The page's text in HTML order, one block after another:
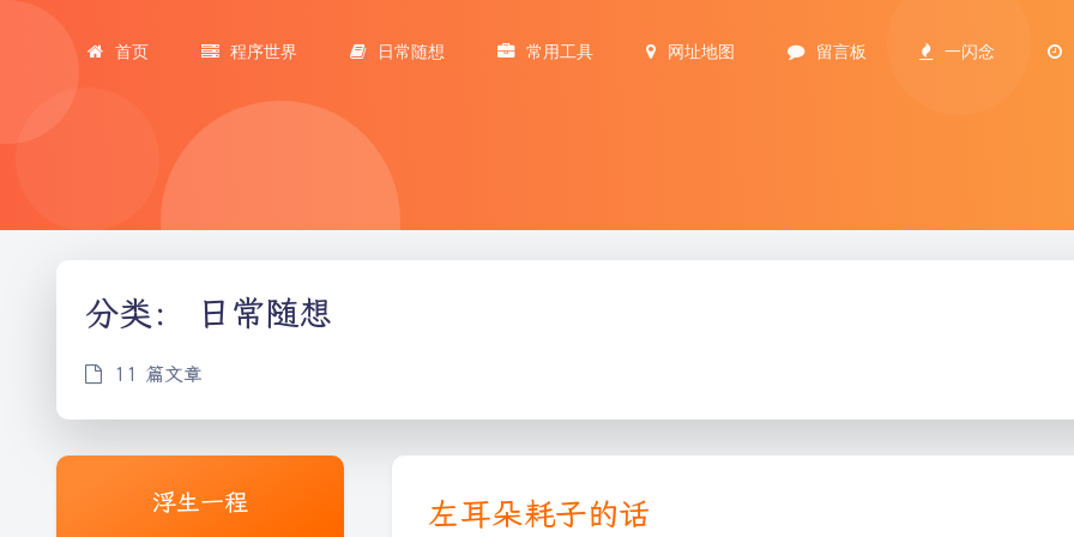
首页 程序世界 日常随想 常用工具 网址地图 留言板 一闪念
分类： 日常随想
11 篇文章
浮生一程 左耳朵耗子的话